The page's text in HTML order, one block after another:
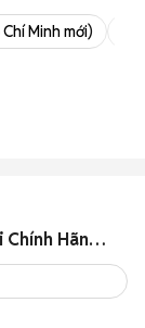
Minh mới)
Mua Bán Tủ Lạnh Rt38k5982dx Cũ & Mới Chính Hãng Giá Rẻ